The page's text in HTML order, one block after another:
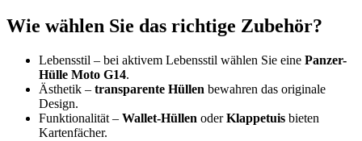
Wie wählen Sie das richtige Zubehör?
Lebensstil – bei aktivem Lebensstil wählen Sie eine Panzer-
Hülle Moto G14.
Ästhetik – transparente Hüllen bewahren das originale
Design.
Funktionalität – Wallet-Hüllen oderKlappetuis bieten
Kartenfächer.